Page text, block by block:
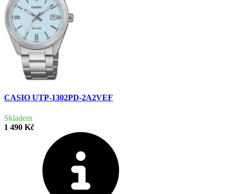
CASIO UTP-1302PD-2A2VEF
Skladem
1 490 Kč